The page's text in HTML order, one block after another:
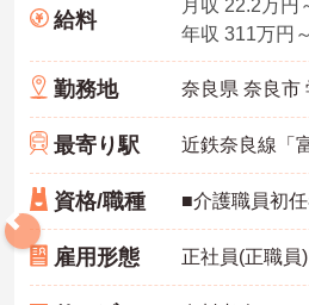
給料
勤務地
最寄り駅
資格/職種
雇用形態 正社員(正職員)